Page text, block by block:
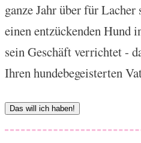
ganze Jahr über für
einen entzückenden Hund
sein Geschäft verrichtet -
Ihren hundebegeisterten
Das will ich haben!